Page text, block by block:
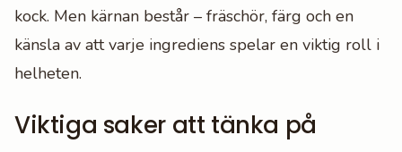
kock. Men kärnan består – fräschör, färg och en
känsla av att varje ingrediens spelar en viktig roll i
helheten.
Viktiga saker att tänka på